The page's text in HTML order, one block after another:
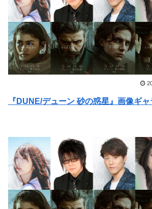
『DUNE/デューン 砂の惑星』画像ギ